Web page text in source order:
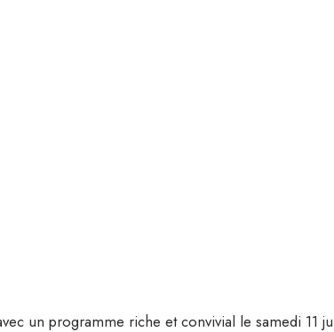
un programme riche et convivial le samedi